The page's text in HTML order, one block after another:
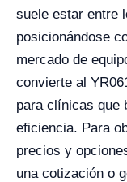
suele estar entre
posicionándose
mercado de
convierte al
para clínicas que
eficiencia. Para
precios y
una cotización o